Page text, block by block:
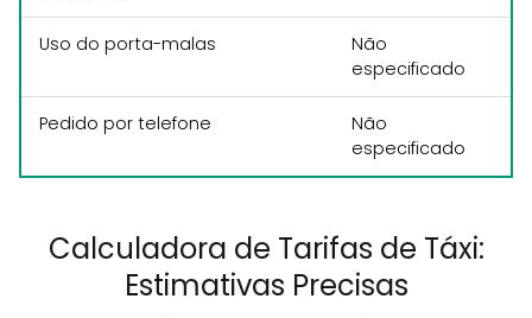
Uso do porta-malas
Não
especificado
Pedido por telefone
Não
especificado
Calculadora de Tarifas de Táxi:
Estimativas Precisas